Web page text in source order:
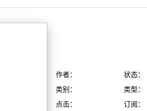
作者：
状态：
类别：
类型：
点击：
订阅：